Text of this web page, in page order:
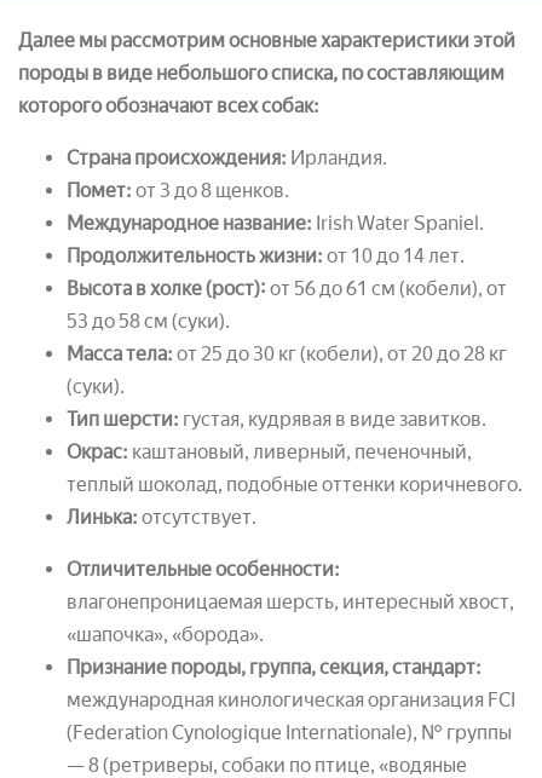
Далее мы рассмотрим основные характеристики этой
породы в виде небольшого списка, по составляющим
которого обозначают всех собак:
Страна происхождения: Ирландия.
Помет: от 3 до 8 щенков.
Международное название: Irish Water Spaniel.
Продолжительность жизни: от 10 до 14 лет.
Высота в холке (рост): от 56 до 61 см (кобели), от
53 до 58 см (суки).
Масса тела: от 25 до 30 кг (кобели), от 20 до 28 кг
(суки).
Тип шерсти: густая, кудрявая в виде завитков.
Окрас: каштановый, ливерный, печеночный,
теплый шоколад, подобные оттенки коричневого.
Линька: отсутствует.
Отличительные особенности:
влагонепроницаемая шерсть, интересный хвост,
«шапочка», «борода».
Признание породы, группа, секция, стандарт:
международная кинологическая организация FCI
(Federation Cynologique Internationale), № группы
— 8 (ретриверы, собаки по птице, «водяные